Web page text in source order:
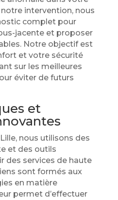
intervention, nous
complet pour
jacente et proposer
Notre objectif est
et votre sécurité
sur les meilleures
éviter de futurs
et
nous utilisons des
et des outils
des services de haute
sont formés aux
en matière
permet d’effectuer